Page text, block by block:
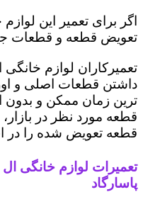
اگر برای تعمیر این
تعویض قطعه و قطعات
تعمیرکاران لوازم خانگی
داشتن قطعات اصلی و
ترین زمان ممکن و بدون
قطعه مورد نظر در بازار،
قطعه تعویض شده را در
تعمیرات لوازم خانگی
پاسارگاد